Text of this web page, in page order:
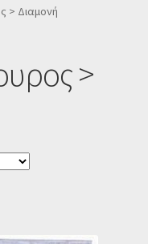
του Dealistas.gr
> Διαμονή
>